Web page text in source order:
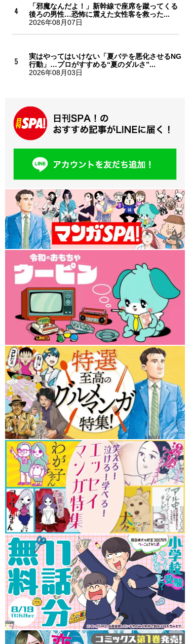
「邪魔なんだよ！」新幹線で座席を蹴ってくる
後ろの男性…恐怖に震えた女性客を救った...
2026年08月07日
実はやってはいけない「夏バテを悪化させるNG
行動」…プロがすすめる“夏のダルさ”...
2026年08月03日